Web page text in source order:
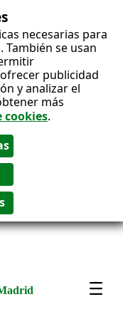
necesarias para
se usan
publicidad
y analizar el
más
cookies.